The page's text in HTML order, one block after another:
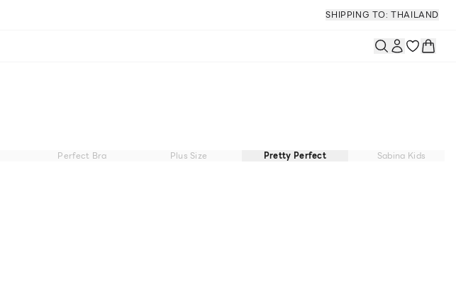
SHIPPING TO: THAILAND
Perfect Bra Plus Size Pretty Perfect
Sabina Kids